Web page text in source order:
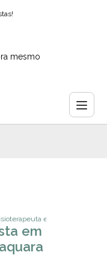
mesmo
neurologicos
especialista em
em